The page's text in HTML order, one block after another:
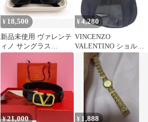
¥ 18,500
新品未使用 ヴァレンテ
ィノ サングラス
VG0003SA 001
¥ 4,280
VINCENZO
VALENTINO ショルダ
ーバッグ ブラック マチ
調整可
¥21,000 ¥ 1,888